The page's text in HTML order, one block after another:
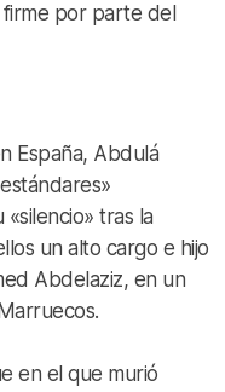
por parte del
España, Abdulá
tras la
un alto cargo e hijo
Abdelaziz, en un
en el que murió